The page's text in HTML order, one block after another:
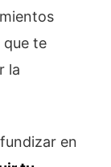
que te
la
en